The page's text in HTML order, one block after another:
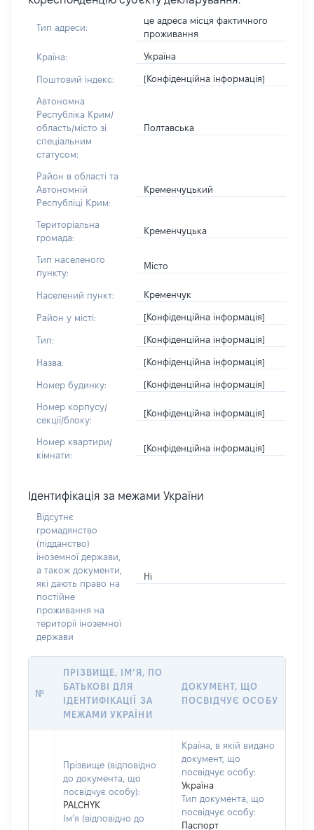
Тип адреси:
це адреса місця фактичного
проживання
Країна: Україна
Поштовий індекс: [Конфіденційна інформація]
Автономна
Республіка Крим/
область/місто зі
спеціальним
статусом:
Полтавська
Район в області та
Автономній
Республіці Крим:
Кременчуцький
Територіальна
громада:
Кременчуцька
Тип населеного
пункту:
Місто
Населений пункт: Кременчук
Район у місті: [Конфіденційна інформація]
Тип: [Конфіденційна інформація]
Назва: [Конфіденційна інформація]
Номер будинку: [Конфіденційна інформація]
Номер корпусу/
секції/блоку:
[Конфіденційна інформація]
Номер квартири/
кімнати:
[Конфіденційна інформація]
Ідентифікація за межами України
Відсутнє
громадянство
(підданство)
іноземної держави,
а також документи,
які дають право на
постійне
проживання на
території іноземної
держави
Ні
№
ПРІЗВИЩЕ, ІМ’Я, ПО
БАТЬКОВІ ДЛЯ
ІДЕНТИФІКАЦІЇ ЗА
МЕЖАМИ УКРАЇНИ
ДОКУМЕНТ, ЩО
ПОСВІДЧУЄ ОСОБУ
Прізвище (відповідно
до документа, що
посвідчує особу):
PALCHYK
Ім’я (відповідно до
Країна, в якій видано
документ, що
посвідчує особу:
Україна
Тип документа, що
посвідчує особу:
Паспорт